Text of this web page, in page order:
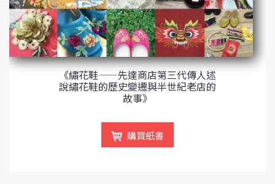
《繡花鞋——先達商店第三代傳人述
說繡花鞋的歷史變遷與半世紀老店的
故事》
購買紙書